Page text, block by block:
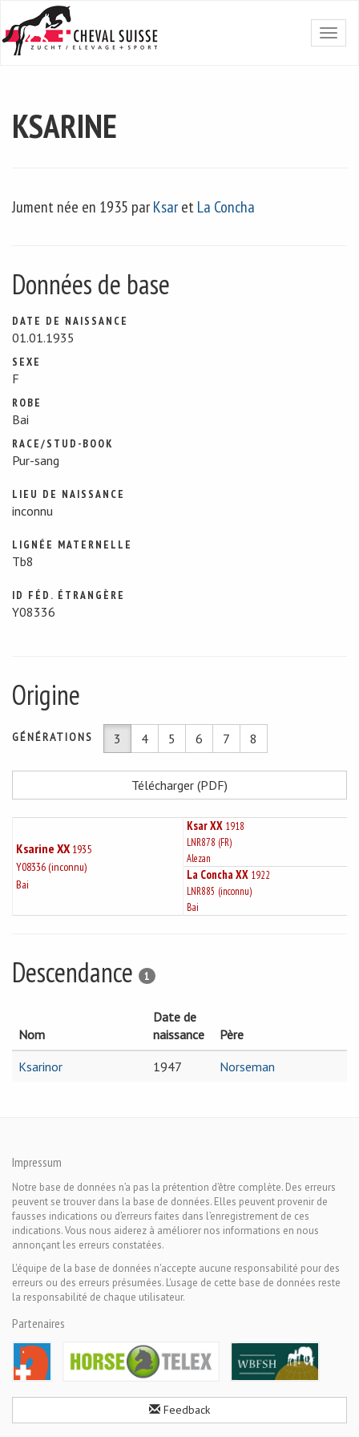
KSARINE
Jument née en 1935 parKsaretLa Concha
Données de base
DATE DE NAISSANCE
01.01.1935
SEXE
F
ROBE
Bai
RACE/STUD-BOOK
Pur-sang
LIEU DE NAISSANCE
inconnu
LIGNÉE MATERNELLE
Tb8
ID FÉD. ÉTRANGÈRE
Y08336
Origine
GÉNÉRATIONS 3 4 5 6 7 8
Télécharger (PDF)
Ksarine XX 1935
Y08336 (inconnu)
Bai
Ksar XX 1918
LNR878 (FR)
Alezan
La Concha XX 1922
LNR885 (inconnu)
Bai
Descendance 1
Nom
Date de
naissance
Père
Ksarinor
1947 Norseman
Impressum
Notre base de données n’a pas la prétention d’être complète. Des erreurs
peuvent se trouver dans la base de données. Elles peuvent provenir de
fausses indications ou d’erreurs faites dans l’enregistrement de ces
indications. Vous nous aiderez à améliorer nos informations en nous
annonçant les erreurs constatées.
L'équipe de la base de données n'accepte aucune responsabilité pour des
erreurs ou des erreurs présumées. L'usage de cette base de données reste
la responsabilité de chaque utilisateur.
Partenaires
Feedback